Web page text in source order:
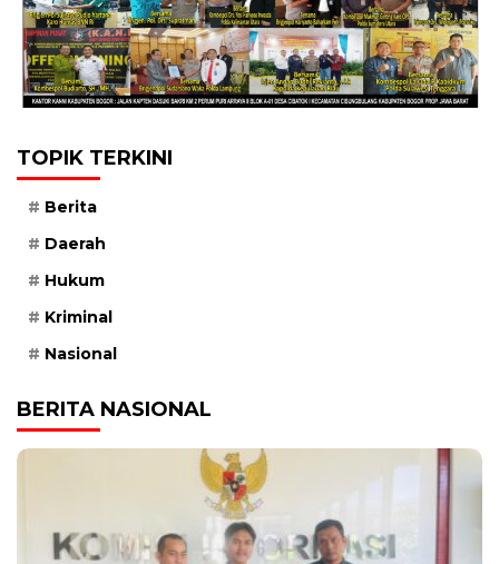
TOPIK TERKINI
Berita
Daerah
Hukum
Kriminal
Nasional
BERITA NASIONAL